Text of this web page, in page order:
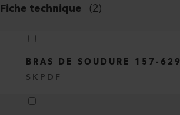
Fiche technique (2)
BRAS DE SOUDURE 157-629
SK PDF